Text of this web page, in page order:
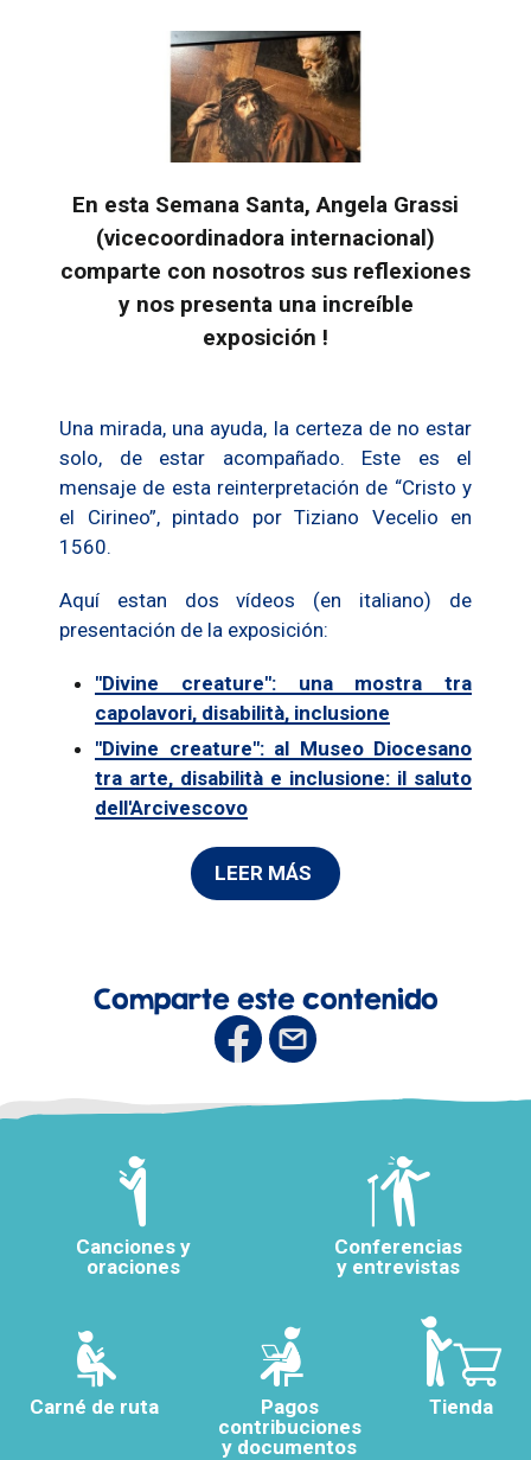
En esta Semana Santa, Angela Grassi
(vicecoordinadora internacional)
comparte con nosotros sus reflexiones
y nos presenta una increíble
exposición !
Una mirada, una ayuda, la certeza de no estar
solo, de estar acompañado. Este es el
mensaje de esta reinterpretación de “Cristo y
el Cirineo”, pintado por Tiziano Vecelio en
1560.
Aquí estan dos vídeos (en italiano) de
presentación de la exposición:
"Divine creature": una mostra tra
capolavori, disabilità, inclusione
"Divine creature": al Museo Diocesano
tra arte, disabilità e inclusione: il saluto
dell'Arcivescovo
LEER MÁS
Comparte este contenido
Canciones y
oraciones
Conferencias
y entrevistas
Carné de ruta
Pagos
contribuciones
y documentos
Tienda